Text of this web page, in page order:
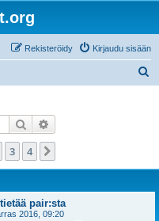
Kirjaudu sisään
Rekisteröidy
Etsi
3 4
pair:sta
2016, 09:20